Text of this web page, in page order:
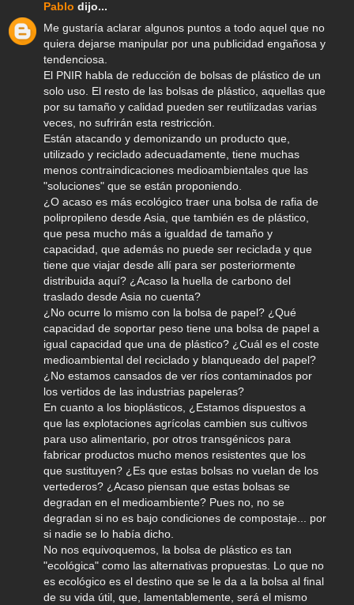
Pablo dijo...
Me gustaría aclarar algunos puntos a todo aquel que no
quiera dejarse manipular por una publicidad engañosa y
tendenciosa.
El PNIR habla de reducción de bolsas de plástico de un
solo uso. El resto de las bolsas de plástico, aquellas que
por su tamaño y calidad pueden ser reutilizadas varias
veces, no sufrirán esta restricción.
Están atacando y demonizando un producto que,
utilizado y reciclado adecuadamente, tiene muchas
menos contraindicaciones medioambientales que las
"soluciones" que se están proponiendo.
¿O acaso es más ecológico traer una bolsa de rafia de
polipropileno desde Asia, que también es de plástico,
que pesa mucho más a igualdad de tamaño y
capacidad, que además no puede ser reciclada y que
tiene que viajar desde allí para ser posteriormente
distribuida aquí? ¿Acaso la huella de carbono del
traslado desde Asia no cuenta?
¿No ocurre lo mismo con la bolsa de papel? ¿Qué
capacidad de soportar peso tiene una bolsa de papel a
igual capacidad que una de plástico? ¿Cuál es el coste
medioambiental del reciclado y blanqueado del papel?
¿No estamos cansados de ver ríos contaminados por
los vertidos de las industrias papeleras?
En cuanto a los bioplásticos, ¿Estamos dispuestos a
que las explotaciones agrícolas cambien sus cultivos
para uso alimentario, por otros transgénicos para
fabricar productos mucho menos resistentes que los
que sustituyen? ¿Es que estas bolsas no vuelan de los
vertederos? ¿Acaso piensan que estas bolsas se
degradan en el medioambiente? Pues no, no se
degradan si no es bajo condiciones de compostaje... por
si nadie se lo había dicho.
No nos equivoquemos, la bolsa de plástico es tan
"ecológica" como las alternativas propuestas. Lo que no
es ecológico es el destino que se le da a la bolsa al final
de su vida útil, que, lamentablemente, será el mismo